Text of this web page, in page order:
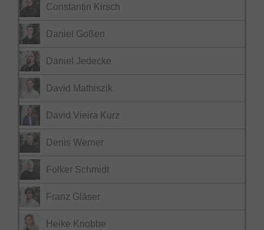
Constantin Kirsch
Daniel Goßen
Daniel Jedecke
David Mathiszik
David Vieira Kurz
Denis Werner
Folker Schmidt
Franz Gläser
Heike Knobbe